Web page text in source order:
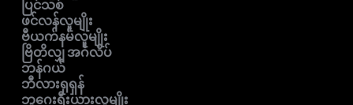
ပြင်သစ်
ဖင်လန်လူမျိုး
ဗီယက်နမ်လူမျိုး
ဗြိတိလျှ အင်္ဂလိပ်
ဘန်ဂယ်
ဘီလားရုရှန်
ဘူဂေးရီးယားလူမျိုး